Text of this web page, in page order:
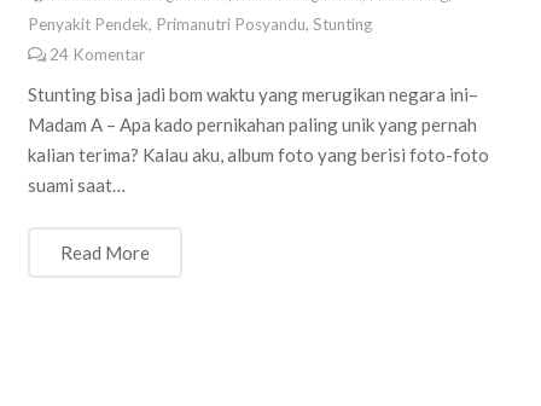
Penyakit Pendek, Primanutri Posyandu, Stunting
24 Komentar
Stunting bisa jadi bom waktu yang merugikan negara ini–
Madam A – Apa kado pernikahan paling unik yang pernah
kalian terima? Kalau aku, album foto yang berisi foto-foto
suami saat…
Read More